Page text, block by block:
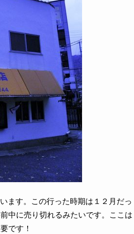
ます。この行った時期は１２月だっ
中に売り切れるみたいです。ここは
です！